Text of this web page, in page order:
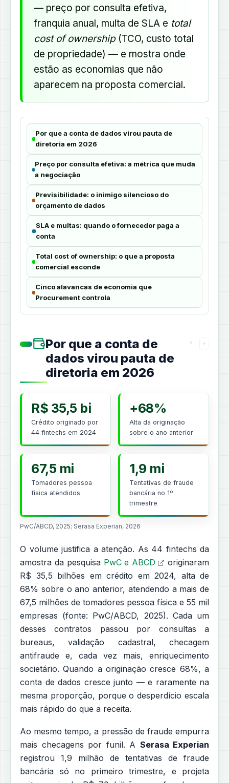
— preço por consulta efetiva,
franquia anual, multa de SLA e total
cost of ownership(TCO, custo total
de propriedade) — e mostra onde
estão as economias que não
aparecem na proposta comercial.
Por que a conta de dados virou pauta de
diretoria em 2026
Preço por consulta efetiva: a métrica que muda
a negociação
Previsibilidade: o inimigo silencioso do
orçamento de dados
SLA e multas: quando o fornecedor paga a
conta
Total cost of ownership: o que a proposta
comercial esconde
Cinco alavancas de economia que
Procurement controla
Por que a conta de
dados virou pauta de
diretoria em 2026
R$ 35,5 bi
Crédito originado por
44 fintechs em 2024
+68%
Alta da originação
sobre o ano anterior
67,5 mi
Tomadores pessoa
física atendidos
1,9 mi
Tentativas de fraude
bancária no 1º
trimestre
PwC/ABCD, 2025; Serasa Experian, 2026
O volume justifica a atenção. As 44 fintechs da
amostra da pesquisa PwC e ABCD
originaram
R$ 35,5 bilhões em crédito em 2024, alta de
68% sobre o ano anterior, atendendo a mais de
67,5 milhões de tomadores pessoa física e 55 mil
empresas (fonte: PwC/ABCD, 2025). Cada um
desses contratos passou por consultas a
bureaus, validação cadastral, checagem
antifraude e, cada vez mais, enriquecimento
societário. Quando a originação cresce 68%, a
conta de dados cresce junto — e raramente na
mesma proporção, porque o desperdício escala
mais rápido do que a receita.
Ao mesmo tempo, a pressão de fraude empurra
mais checagens por funil. A Serasa Experian
registrou 1,9 milhão de tentativas de fraude
bancária só no primeiro trimestre, e projeta